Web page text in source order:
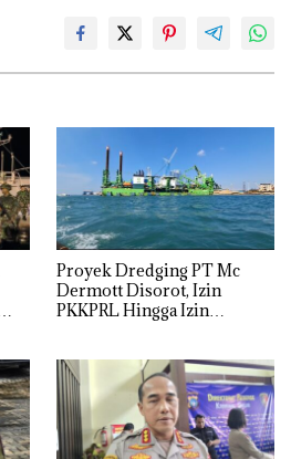
Proyek Dredging PT Mc
Dermott Disorot, Izin
PKKPRL Hingga Izin